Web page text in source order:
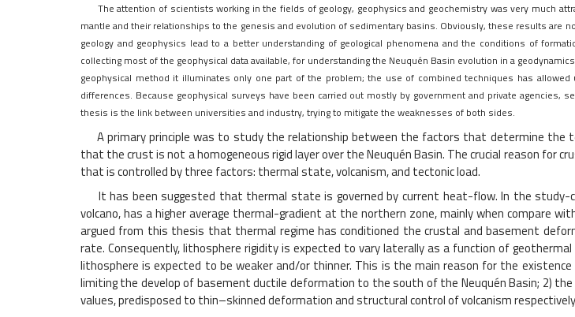
The attention of scientists working in the fields of geology, geophysics and geochemistry was very much
mantle and their relationships to the genesis and evolution of sedimentary basins. Obviously, these results are
geology and geophysics lead to a better understanding of geological phenomena and the conditions of
collecting most of the geophysical data available, for understanding the Neuquén Basin evolution in a
geophysical method it illuminates only one part of the problem; the use of combined techniques has
differences. Because geophysical surveys have been carried out mostly by government and private agencies,
thesis is the link between universities and industry, trying to mitigate the weaknesses of both sides.
A primary principle was to study the relationship between the factors that determine the
that the crust is not a homogeneous rigid layer over the Neuquén Basin. The crucial reason for
that is controlled by three factors: thermal state, volcanism, and tectonic load.
It has been suggested that thermal state is governed by current heat-flow. In the study-
volcano, has a higher average thermal-gradient at the northern zone, mainly when compare
argued from this thesis that thermal regime has conditioned the crustal and basement
rate. Consequently, lithosphere rigidity is expected to vary laterally as a function of
lithosphere is expected to be weaker and/or thinner. This is the main reason for the
limiting the develop of basement ductile deformation to the south of the Neuquén Basin; 2)
values, predisposed to thin–skinned deformation and structural control of volcanism